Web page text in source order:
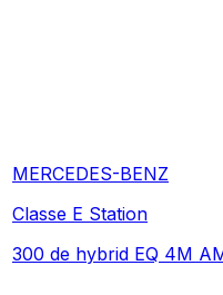
MERCEDES-BENZ
Classe E Station
300 de hybrid EQ 4M